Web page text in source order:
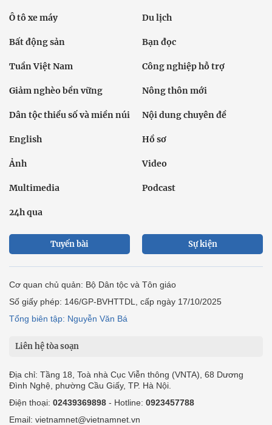
Ô tô xe máy Du lịch
Bất động sản Bạn đọc
Tuần Việt Nam Công nghiệp hỗ trợ
Giảm nghèo bền vững Nông thôn mới
Dân tộc thiểu số và miền núi Nội dung chuyên đề
English Hồ sơ
Ảnh Video
Multimedia Podcast
24h qua
Tuyến bài Sự kiện
Cơ quan chủ quản: Bộ Dân tộc và Tôn giáo
Số giấy phép: 146/GP-BVHTTDL, cấp ngày 17/10/2025
Tổng biên tập: Nguyễn Văn Bá
Liên hệ tòa soạn
Địa chỉ: Tầng 18, Toà nhà Cục Viễn thông (VNTA), 68 Dương
Đình Nghệ, phường Cầu Giấy, TP. Hà Nội.
Điện thoại: 02439369898 - Hotline: 0923457788
Email: vietnamnet@vietnamnet.vn